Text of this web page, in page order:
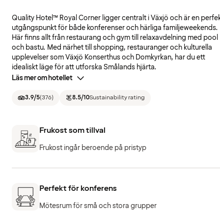
Quality Hotel™ Royal Corner ligger centralt i Växjö och är en
utgångspunkt för både konferenser och härliga familjeweekends.
Här finns allt från restaurang och gym till relaxavdelning med pool
och bastu. Med närhet till shopping, restauranger och kulturella
upplevelser som Växjö Konserthus och Domkyrkan, har du ett
idealiskt läge för att utforska Smålands hjärta.
Läs mer om hotellet
3.9/5(376) 8.5/10Sustainability rating
Frukost som tillval
Frukost ingår beroende på pristyp
Perfekt för konferens
Mötesrum för små och stora grupper